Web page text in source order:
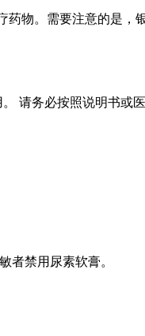
物。需要注意的是，
请务必按照说明书或
者禁用尿素软膏。